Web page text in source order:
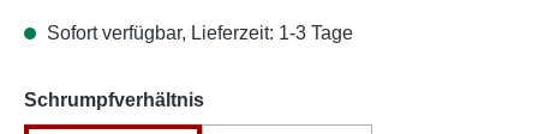
Sofort verfügbar, Lieferzeit: 1-3 Tage
Schrumpfverhältnisauswählen